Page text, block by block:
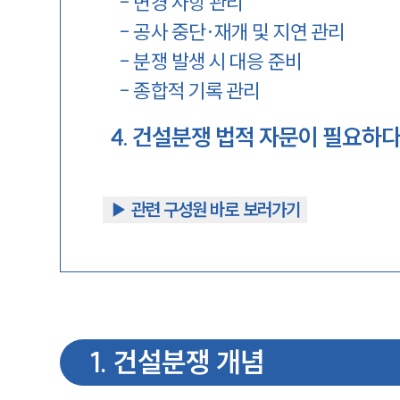
-공사 중단·재개 및 지연 관리
-분쟁 발생 시 대응 준비
- 종합적 기록 관리
4. 건설분쟁 법적 자문이 필요하
▶︎ 관련 구성원 바로 보러가기
1. 건설분쟁 개념